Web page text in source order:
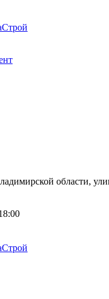
области,